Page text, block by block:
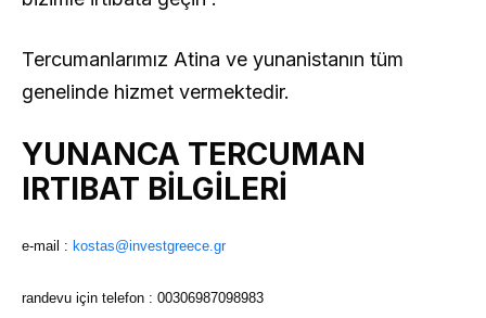
Tercumanlarımız Atina ve yunanistanın tüm
genelinde hizmet vermektedir.
YUNANCA TERCUMAN
IRTIBAT BİLGİLERİ
e-mail : kostas@investgreece.gr
randevu için telefon : 00306987098983